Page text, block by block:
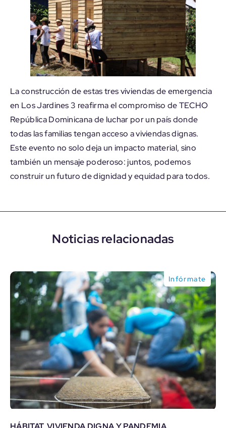
La construcción de estas tres viviendas de emergencia
en Los Jardines 3 reafirma el compromiso de TECHO
República Dominicana de luchar por un país donde
todas las familias tengan acceso a viviendas dignas.
Este evento no solo deja un impacto material, sino
también un mensaje poderoso: juntos, podemos
construir un futuro de dignidad y equidad para todos.
Noticias relacionadas
Infórmate